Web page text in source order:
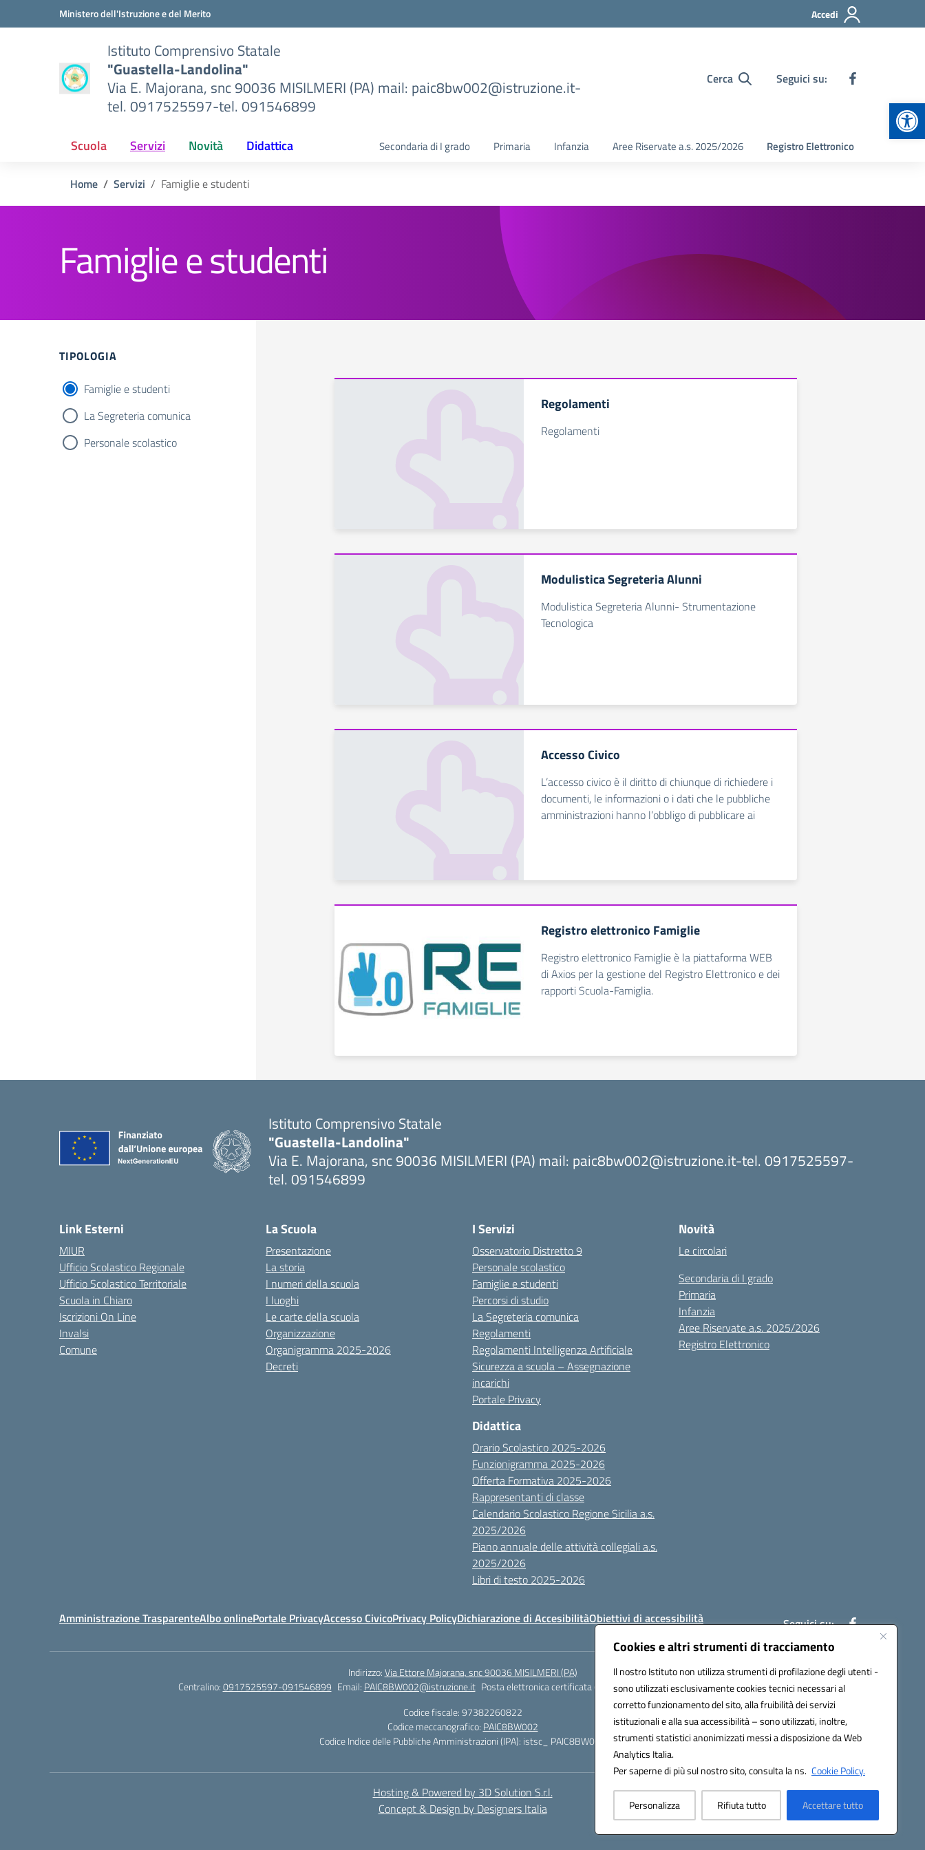
Cookies e altri strumenti di tracciamento
Il nostro Istituto non utilizza strumenti di profilazione degli utenti -
sono utilizzati esclusivamente cookies tecnici necessari al
corretto funzionamento del sito, alla fruibilità dei servizi
istituzionali e alla sua accessibilità – sono utilizzati, inoltre,
strumenti statistici anonimizzati messi a disposizione da Web
Analytics Italia.
Per saperne di più sul nostro sito, consulta la ns. Cookie Policy.
Personalizza Rifiuta tutto Accettare tutto
Vai ai contenuti
Vai al menu di navigazioneMinistero dell'Istruzione e del Merito Accedi
Istituto Comprensivo Statale
"Guastella-Landolina"
Via E. Majorana, snc 90036 MISILMERI (PA) mail: paic8bw002@istruzione.it-
tel. 0917525597-tel. 091546899
Cerca Seguici su:
Scuola Servizi Novità Didattica Secondaria di I grado Primaria Infanzia Aree Riservate a.s. 2025/2026 Registro Elettronico
Home Servizi Famiglie e studenti
Famiglie e studenti
Filtri
TIPOLOGIA
Famiglie e studenti
La Segreteria comunica
Personale scolastico
Regolamenti
Regolamenti
Modulistica Segreteria Alunni
Modulistica Segreteria Alunni- Strumentazione
Tecnologica
Accesso Civico
L’accesso civico è il diritto di chiunque di richiedere i
documenti, le informazioni o i dati che le pubbliche
amministrazioni hanno l’obbligo di pubblicare ai
Registro elettronico Famiglie
Registro elettronico Famiglie è la piattaforma WEB
di Axios per la gestione del Registro Elettronico e dei
rapporti Scuola-Famiglia.
Istituto Comprensivo Statale
"Guastella-Landolina"
Via E. Majorana, snc 90036 MISILMERI (PA) mail: paic8bw002@istruzione.it-tel. 0917525597-
tel. 091546899
Link Esterni
MIUR
Ufficio Scolastico Regionale
Ufficio Scolastico Territoriale
Scuola in Chiaro
Iscrizioni On Line
Invalsi
Comune
La Scuola
Presentazione
La storia
I numeri della scuola
I luoghi
Le carte della scuola
Organizzazione
Organigramma 2025-2026
Decreti
I Servizi
Osservatorio Distretto 9
Personale scolastico
Famiglie e studenti
Percorsi di studio
La Segreteria comunica
Regolamenti
Regolamenti Intelligenza Artificiale
Sicurezza a scuola – Assegnazione
incarichi
Portale Privacy
Didattica
Orario Scolastico 2025-2026
Funzionigramma 2025-2026
Offerta Formativa 2025-2026
Rappresentanti di classe
Calendario Scolastico Regione Sicilia a.s.
2025/2026
Piano annuale delle attività collegiali a.s.
2025/2026
Libri di testo 2025-2026
Novità
Le circolari
Secondaria di I grado
Primaria
Infanzia
Aree Riservate a.s. 2025/2026
Registro Elettronico
Amministrazione TrasparenteAlbo onlinePortale PrivacyAccesso CivicoPrivacy PolicyDichiarazione di AccesibilitàObiettivi di accessibilità Seguici su:
Indirizzo:Via Ettore Majorana, snc 90036 MISILMERI (PA)
Centralino:0917525597-091546899 Email: PAIC8BW002@istruzione.it Posta elettronica certificata (PEC):PAIC8BW002@pec.istruzione.it
Codice fiscale: 97382260822
Codice meccanografico: PAIC8BW002
Codice Indice delle Pubbliche Amministrazioni (IPA): istsc_ PAIC8BW002
Hosting & Powered by 3D Solution S.r.l.
Concept & Design by Designers Italia